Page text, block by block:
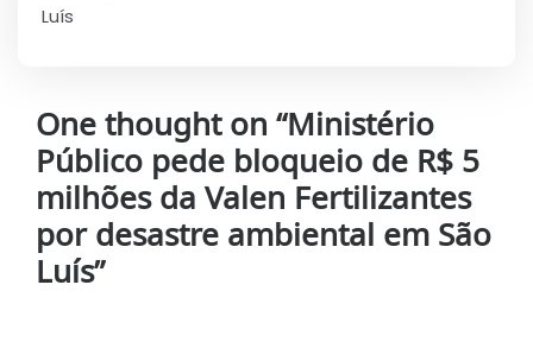
Luís
One thought on “Ministério
Público pede bloqueio de R$ 5
milhões da Valen Fertilizantes
por desastre ambiental em São
Luís”